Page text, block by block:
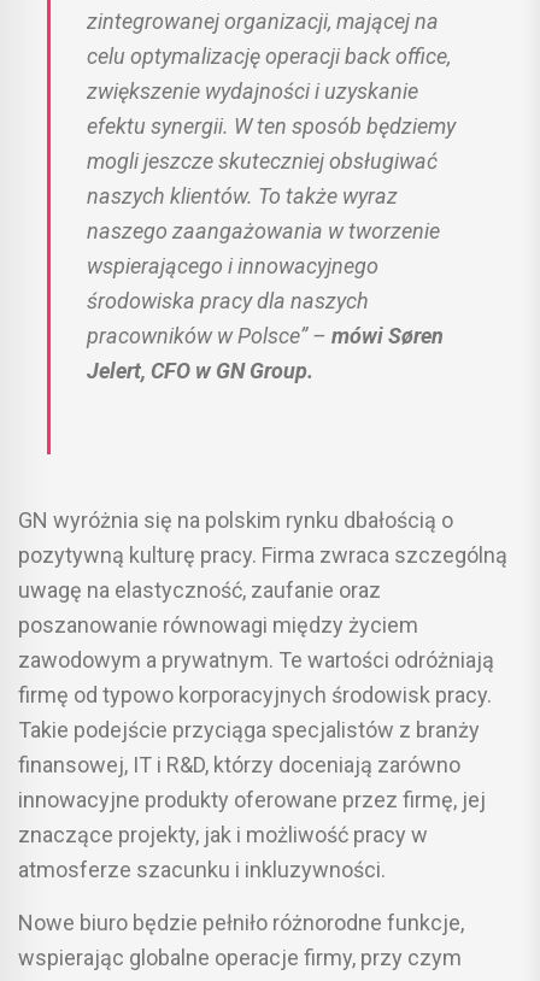
zintegrowanej organizacji, mającej na
celu optymalizację operacji back office,
zwiększenie wydajności i uzyskanie
efektu synergii. W ten sposób będziemy
mogli jeszcze skuteczniej obsługiwać
naszych klientów. To także wyraz
naszego zaangażowania w tworzenie
wspierającego i innowacyjnego
środowiska pracy dla naszych
pracowników w Polsce” – mówi Søren
Jelert, CFO w GN Group.
GN wyróżnia się na polskim rynku dbałością o
pozytywną kulturę pracy. Firma zwraca szczególną
uwagę na elastyczność, zaufanie oraz
poszanowanie równowagi między życiem
zawodowym a prywatnym. Te wartości odróżniają
firmę od typowo korporacyjnych środowisk pracy.
Takie podejście przyciąga specjalistów z branży
finansowej, IT i R&D, którzy doceniają zarówno
innowacyjne produkty oferowane przez firmę, jej
znaczące projekty, jak i możliwość pracy w
atmosferze szacunku i inkluzywności.
Nowe biuro będzie pełniło różnorodne funkcje,
wspierając globalne operacje firmy, przy czym